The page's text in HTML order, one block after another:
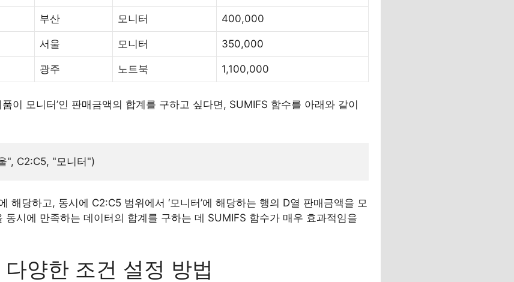
부산 모니터 400,000
서울 모니터 350,000
광주 노트북 1,100,000
품이 모니터’인 판매금액의 합계를 구하고 싶다면, SUMIFS 함수를 아래와 같이
해당하고, 동시에 C2:C5 범위에서 ‘모니터’에 해당하는 행의 D열 판매금액을 모
동시에 만족하는 데이터의 합계를 구하는 데 SUMIFS 함수가 매우 효과적임을
양한 조건 설정 방법